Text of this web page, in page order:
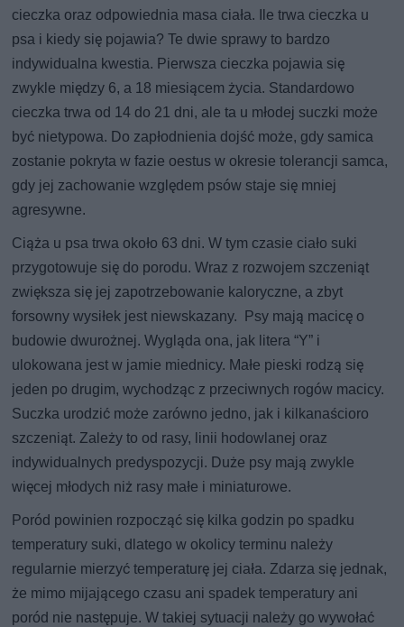
cieczka oraz odpowiednia masa ciała. Ile trwa cieczka u
psa i kiedy się pojawia? Te dwie sprawy to bardzo
indywidualna kwestia. Pierwsza cieczka pojawia się
zwykle między 6, a 18 miesiącem życia. Standardowo
cieczka trwa od 14 do 21 dni, ale ta u młodej suczki może
być nietypowa. Do zapłodnienia dojść może, gdy samica
zostanie pokryta w fazie oestus w okresie tolerancji samca,
gdy jej zachowanie względem psów staje się mniej
agresywne.
Ciąża u psa trwa około 63 dni. W tym czasie ciało suki
przygotowuje się do porodu. Wraz z rozwojem szczeniąt
zwiększa się jej zapotrzebowanie kaloryczne, a zbyt
forsowny wysiłek jest niewskazany. Psy mają macicę o
budowie dwurożnej. Wygląda ona, jak litera “Y” i
ulokowana jest w jamie miednicy. Małe pieski rodzą się
jeden po drugim, wychodząc z przeciwnych rogów macicy.
Suczka urodzić może zarówno jedno, jak i kilkanaścioro
szczeniąt. Zależy to od rasy, linii hodowlanej oraz
indywidualnych predyspozycji. Duże psy mają zwykle
więcej młodych niż rasy małe i miniaturowe.
Poród powinien rozpocząć się kilka godzin po spadku
temperatury suki, dlatego w okolicy terminu należy
regularnie mierzyć temperaturę jej ciała. Zdarza się jednak,
że mimo mijającego czasu ani spadek temperatury ani
poród nie następuje. W takiej sytuacji należy go wywołać